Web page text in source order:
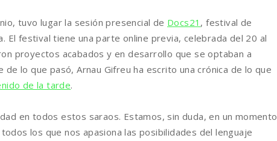
tuvo lugar la sesión presencial de Docs21 , festival de
El festival tiene una parte online previa, celebrada del 20 al
proyectos acabados y en desarrollo que se optaban a
lo que pasó, Arnau Gifreu ha escrito una crónica de lo que
de la tarde.
en todos estos saraos. Estamos, sin duda, en un momento
los que nos apasiona las posibilidades del lenguaje